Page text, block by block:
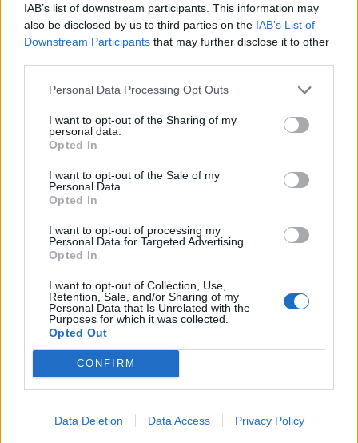
IAB’s list of downstream participants. This information may
also be disclosed by us to third parties on the IAB’s List of
Downstream Participants that may further disclose it to other
Personal Data Processing Opt Outs
I want to opt-out of the Sharing of my
personal data.
Opted In
I want to opt-out of the Sale of my
Personal Data.
Opted In
I want to opt-out of processing my
Personal Data for Targeted Advertising.
Opted In
I want to opt-out of Collection, Use,
Retention, Sale, and/or Sharing of my
Personal Data that Is Unrelated with the
Purposes for which it was collected.
Opted Out
CONFIRM
Data Deletion Data Access Privacy Policy
TAGY bezpečnost doprava kontorly pokuta
policie
Příbramsko
rychlost Speed marathon
Ve jménu svobody: Mladí
z Rožmitálu připomínají hrdiny,
Příbram zažije víkend plný hvězd:
Vrací se E!E i slavná Route 66
SOUVISEJÍCÍ ČLÁNKY
VÍCE OD AUTORA
Zpravodajství
Většina koupališť na Příbramsku nabízí
Živohošti